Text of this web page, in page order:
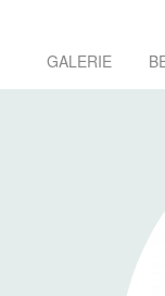
GALERIE